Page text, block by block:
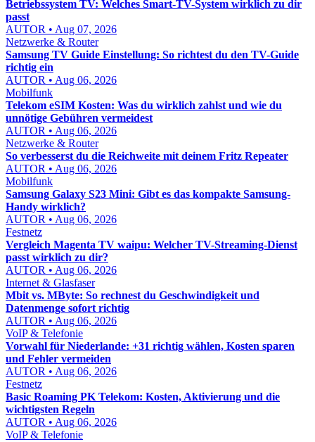
Betriebssystem TV: Welches Smart-TV-System wirklich zu dir
passt
AUTOR • Aug 07, 2026
Netzwerke & Router
Samsung TV Guide Einstellung: So richtest du den TV-Guide
richtig ein
AUTOR • Aug 06, 2026
Mobilfunk
Telekom eSIM Kosten: Was du wirklich zahlst und wie du
unnötige Gebühren vermeidest
AUTOR • Aug 06, 2026
Netzwerke & Router
So verbesserst du die Reichweite mit deinem Fritz Repeater
AUTOR • Aug 06, 2026
Mobilfunk
Samsung Galaxy S23 Mini: Gibt es das kompakte Samsung-
Handy wirklich?
AUTOR • Aug 06, 2026
Festnetz
Vergleich Magenta TV waipu: Welcher TV-Streaming-Dienst
passt wirklich zu dir?
AUTOR • Aug 06, 2026
Internet & Glasfaser
Mbit vs. MByte: So rechnest du Geschwindigkeit und
Datenmenge sofort richtig
AUTOR • Aug 06, 2026
VoIP & Telefonie
Vorwahl für Niederlande: +31 richtig wählen, Kosten sparen
und Fehler vermeiden
AUTOR • Aug 06, 2026
Festnetz
Basic Roaming PK Telekom: Kosten, Aktivierung und die
wichtigsten Regeln
AUTOR • Aug 06, 2026
VoIP & Telefonie